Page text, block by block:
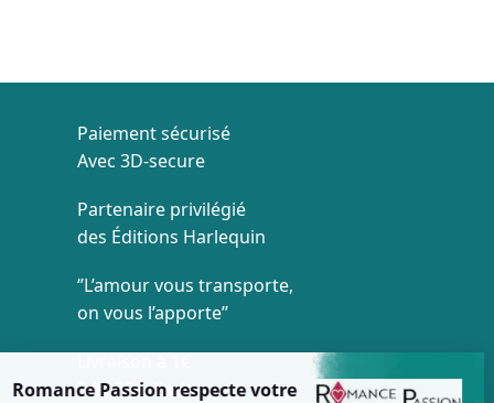
Paiement sécurisé
Avec 3D-secure
Partenaire privilégié
des Éditions Harlequin
‘’L’amour vous transporte,
on vous l’apporte’’
Dès 35€ d'achat